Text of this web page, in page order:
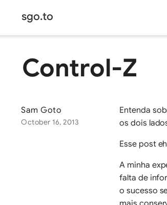
sgo.to
Control-Z
Sam Goto
October 16, 2013
Entenda
os dois
Esse post
A minha
falta de
o sucesso